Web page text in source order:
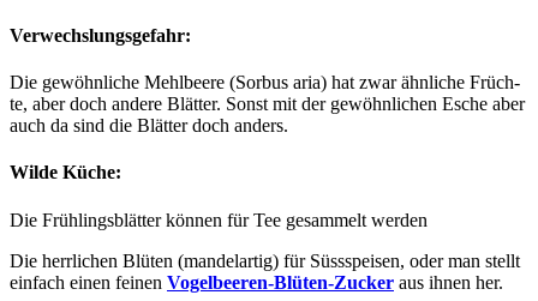
Verwechslungsgefahr:
Die gewöhn­li­che Mehl­bee­re (Sor­bus aria) hat zwar ähn­li­che Früch­
te, aber doch ande­re Blät­ter. Sonst mit der gewöhn­li­chen Esche aber
auch da sind die Blät­ter doch anders.
Wilde Küche:
Die Früh­lings­blät­ter kön­nen für Tee gesam­melt werden
Die herr­li­chen Blü­ten (man­del­ar­tig) für Süss­spei­sen, oder man stellt
ein­fach einen fei­nen Vogel­bee­ren-Blü­ten-Zucker aus ihnen her.